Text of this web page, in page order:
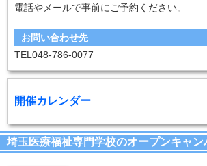
電話やメールで事前にご予約ください。
お問い合わせ先
TEL048-786-0077
開催カレンダー
埼玉医療福祉専門学校のオープンキャン